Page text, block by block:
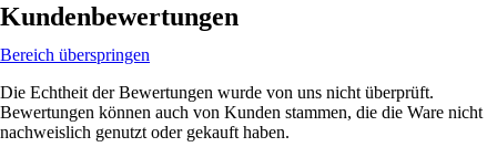
Kundenbewertungen
Bereich überspringen
Die Echtheit der Bewertungen wurde von uns nicht überprüft.
Bewertungen können auch von Kunden stammen, die die Ware nicht
nachweislich genutzt oder gekauft haben.